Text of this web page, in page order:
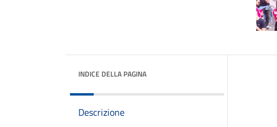
INDICE DELLA PAGINA
Descrizione